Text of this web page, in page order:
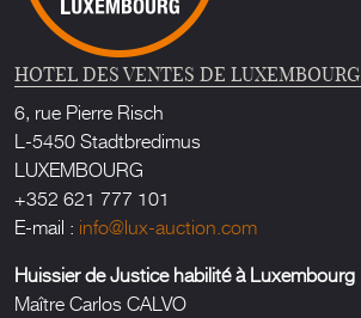
HOTEL DES VENTES DE LUXEMBOURG
6, rue Pierre Risch
L-5450 Stadtbredimus
LUXEMBOURG
+352 621 777 101
E-mail : info@lux-auction.com
Huissier de Justice habilité à Luxembourg
Maître Carlos CALVO